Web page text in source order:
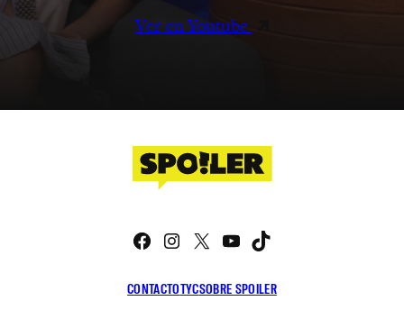
Ver en Youtube
CONTACTOTYCSOBRE SPOILER
Facebook
Instagram
X YouTube